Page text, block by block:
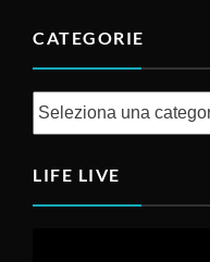
CATEGORIE
Categorie
LIFE LIVE